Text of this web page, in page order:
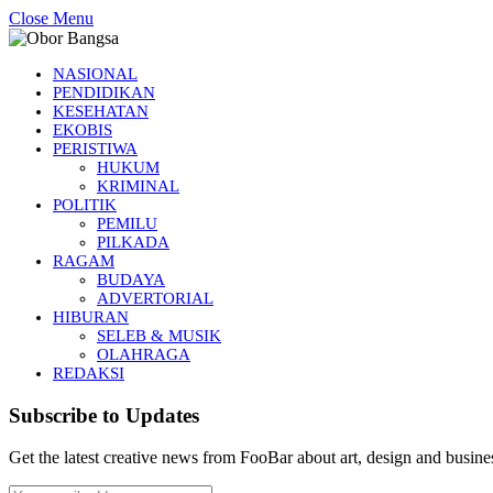
Close Menu
NASIONAL
PENDIDIKAN
KESEHATAN
EKOBIS
PERISTIWA
HUKUM
KRIMINAL
POLITIK
PEMILU
PILKADA
RAGAM
BUDAYA
ADVERTORIAL
HIBURAN
SELEB & MUSIK
OLAHRAGA
REDAKSI
Subscribe to Updates
Get the latest creative news from FooBar about art, design and